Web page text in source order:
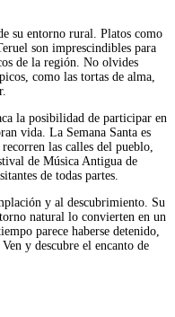
su entorno rural. Platos como
son imprescindibles para
de la región. No olvides
como las tortas de alma,
la posibilidad de participar en
vida. La Semana Santa es
las calles del pueblo,
de Música Antigua de
de todas partes.
y al descubrimiento. Su
natural lo convierten en un
parece haberse detenido,
y descubre el encanto de